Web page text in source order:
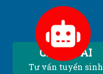
Chatbot AI
Tư vấn tuyển sinh